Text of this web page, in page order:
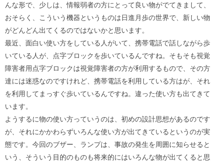
んな形で、少しは、情報弱者の方にとって良い物がでてきまして、
おそらく、こういう機器というものは日進月歩の世界で、新しい物
がどんどん出てくるのではないかと思います。
最近、面白い使い方をしている人がいて、携帯電話で話しながら歩
いている人が、点字ブロックを歩いているんですね。そもそも視覚
障害者用点字ブロックは視覚障害者の方が利用するもので、その方
達には迷惑なのですけれど、携帯電話を利用している方はが、それ
を利用してまっすぐ歩いているんですね。違った使い方も出てきて
います。
ようするに物の使い方っていうのは、初めの設計思想があるのです
が、それにかかわらずいろんな使い方が出てきているというのが実
態です。今回のブザー、ランプは、事故の発生を周囲に知らせると
いう、そういう目的のものも将来的にはいろんな物が出てくると思